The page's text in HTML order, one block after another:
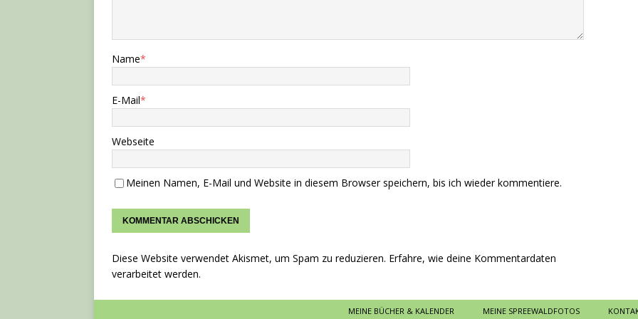
Name*
E-Mail*
Webseite
Meinen Namen, E-Mail und Website in diesem Browser speichern, bis ich wieder kommentiere.
Diese Website verwendet Akismet, um Spam zu reduzieren. Erfahre, wie deine Kommentardaten
verarbeitet werden.
MEINE BÜCHER & KALENDER MEINE SPREEWALDFOTOS